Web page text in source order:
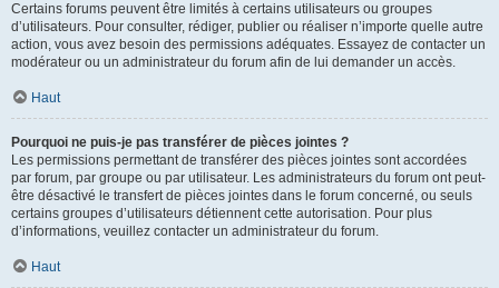
Certains forums peuvent être limités à certains utilisateurs ou groupes
d’utilisateurs. Pour consulter, rédiger, publier ou réaliser n’importe quelle autre
action, vous avez besoin des permissions adéquates. Essayez de contacter un
modérateur ou un administrateur du forum afin de lui demander un accès.
Haut
Pourquoi ne puis-je pas transférer de pièces jointes ?
Les permissions permettant de transférer des pièces jointes sont accordées
par forum, par groupe ou par utilisateur. Les administrateurs du forum ont peut-
être désactivé le transfert de pièces jointes dans le forum concerné, ou seuls
certains groupes d’utilisateurs détiennent cette autorisation. Pour plus
d’informations, veuillez contacter un administrateur du forum.
Haut